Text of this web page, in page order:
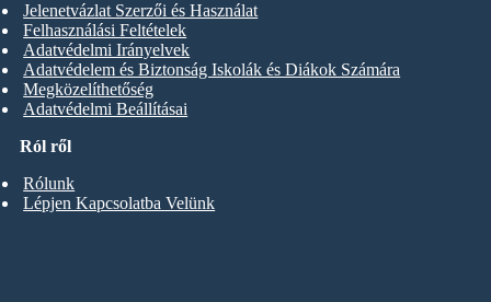
Ról ről
Rólunk
Lépjen Kapcsolatba Velünk
Jelenetvázlat Szerzői és Használat
Felhasználási Feltételek
Adatvédelmi Irányelvek
Adatvédelem és Biztonság Iskolák és Diákok Számára
Megközelíthetőség
Adatvédelmi Beállításai